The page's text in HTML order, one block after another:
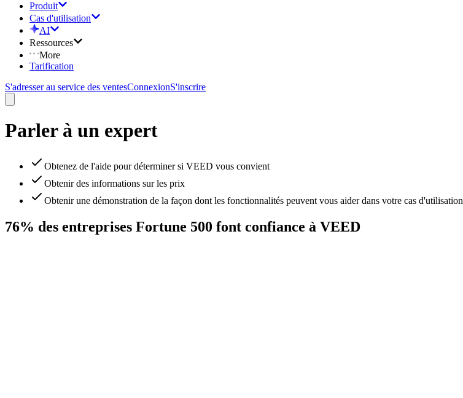
Produit
Cas d'utilisation
AI
Ressources
More
Tarification
S'adresser au service des ventesConnexionS'inscrire
Parler à un expert
Obtenez de l'aide pour déterminer si VEED vous convient
Obtenir des informations sur les prix
Obtenir une démonstration de la façon dont les fonctionnalités peuvent vous aider dans votre cas d'utilisation
76% des entreprises Fortune 500 font confiance à VEED